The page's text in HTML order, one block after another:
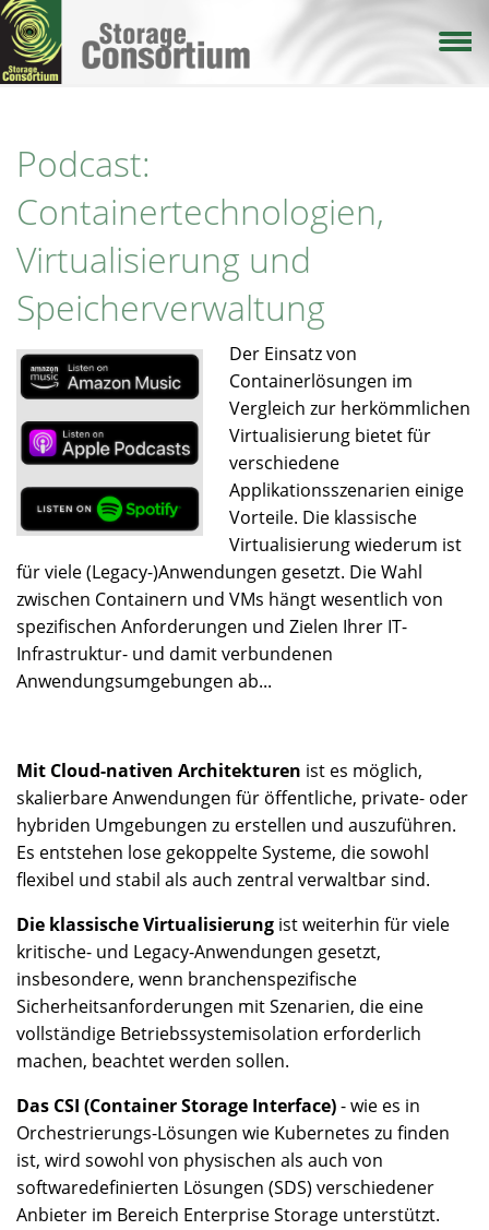
Direkt
zum
Inhalt
Podcast:
Containertechnologien,
Virtualisierung und
Speicherverwaltung
Der Einsatz von
Containerlösungen im
Vergleich zur herkömmlichen
Virtualisierung bietet für
verschiedene
Applikationsszenarien einige
Vorteile. Die klassische
Virtualisierung wiederum ist
für viele (Legacy-)Anwendungen gesetzt. Die Wahl
zwischen Containern und VMs hängt wesentlich von
spezifischen Anforderungen und Zielen Ihrer IT-
Infrastruktur- und damit verbundenen
Anwendungsumgebungen ab...
Mit Cloud-nativen Architekturen ist es möglich,
skalierbare Anwendungen für öffentliche, private- oder
hybriden Umgebungen zu erstellen und auszuführen.
Es entstehen lose gekoppelte Systeme, die sowohl
flexibel und stabil als auch zentral verwaltbar sind.
Die klassische Virtualisierung ist weiterhin für viele
kritische- und Legacy-Anwendungen gesetzt,
insbesondere, wenn branchenspezifische
Sicherheitsanforderungen mit Szenarien, die eine
vollständige Betriebssystemisolation erforderlich
machen, beachtet werden sollen.
Das CSI (Container Storage Interface)- wie es in
Orchestrierungs-Lösungen wie Kubernetes zu finden
ist, wird sowohl von physischen als auch von
softwaredefinierten Lösungen (SDS) verschiedener
Anbieter im Bereich Enterprise Storage unterstützt.